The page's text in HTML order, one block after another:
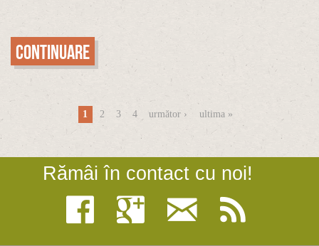
Continuare
1 2 3 4 următor › ultima »
Rămâi în contact cu noi!